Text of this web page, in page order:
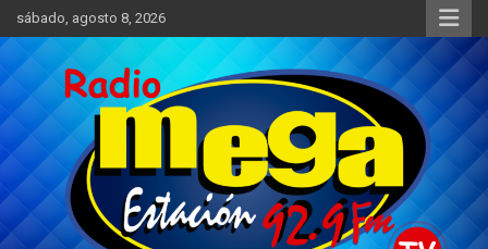
Saltar
al
contenido
sábado, agosto 8, 2026